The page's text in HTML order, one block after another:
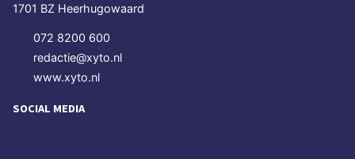
1701 BZ Heerhugowaard
072 8200 600
redactie@xyto.nl
www.xyto.nl
SOCIAL MEDIA